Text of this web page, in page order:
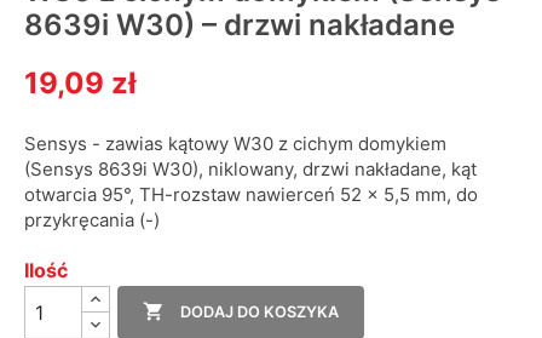
8639i W30) – drzwi nakładane
19,09 zł
Sensys - zawias kątowy W30 z cichym domykiem
(Sensys 8639i W30), niklowany, drzwi nakładane, kąt
otwarcia 95°, TH-rozstaw nawierceń 52 x 5,5 mm, do
przykręcania (-)
Ilość
 DODAJ DO KOSZYKA